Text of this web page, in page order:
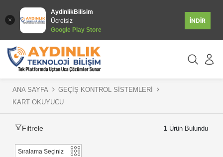
AydinlikBilisim
Ücretsiz
Google Play Store
İNDİR
ANA SAYFA
GEÇİŞ KONTROL SİSTEMLERİ
KART OKUYUCU
Filtrele 1 Ürün Bulundu